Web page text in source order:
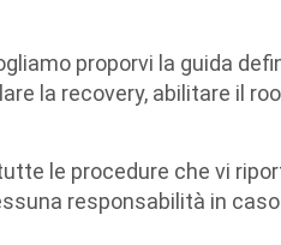
proporvi la guida
la recovery, abilitare il
le procedure che vi
responsabilità in